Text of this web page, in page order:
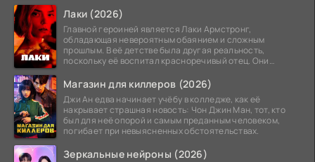
Лаки (2026)
Главной героиней является Лаки Армстронг,
обладающая невероятным обаянием и сложным
прошлым. В её детстве была другая реальность,
поскольку её воспитал красноречивый отец. Они
Магазин для киллеров (2026)
Джи Ан едва начинает учёбу в колледже, как её
накрывает страшная новость: Чон Джин Ман, тот, кто
был для неё опорой и самым преданным человеком,
погибает при невыясненных обстоятельствах.
Зеркальные нейроны (2026)